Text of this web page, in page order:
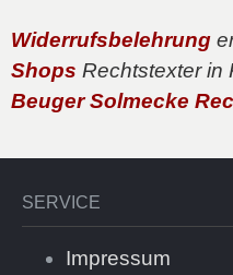
Widerrufsbelehrung
Shops Rechtstexter in
Beuger Solmecke
SERVICE
Impressum